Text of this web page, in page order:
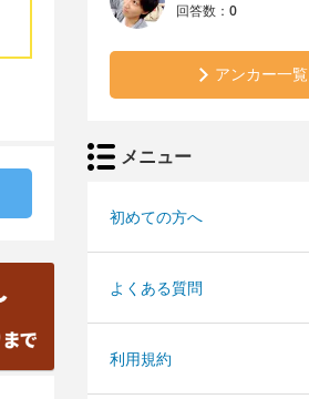
回答数： 0
アンカー一覧
メニュー
初めての方へ
よくある質問
利用規約